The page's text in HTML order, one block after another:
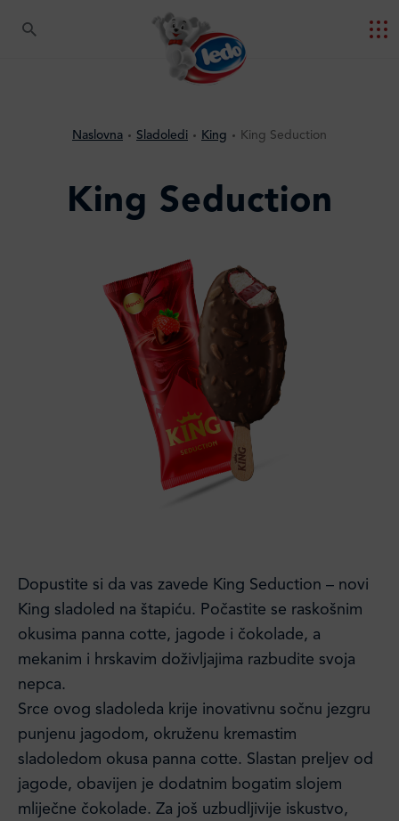
Naslovna Sladoledi King King Seduction
King Seduction
Dopustite si da vas zavede King Seduction – novi
King sladoled na štapiću. Počastite se raskošnim
okusima panna cotte, jagode i čokolade, a
mekanim i hrskavim doživljajima razbudite svoja
nepca.
Srce ovog sladoleda krije inovativnu sočnu jezgru
punjenu jagodom, okruženu kremastim
sladoledom okusa panna cotte. Slastan preljev od
jagode, obavijen je dodatnim bogatim slojem
mliječne čokolade. Za još uzbudljivije iskustvo,